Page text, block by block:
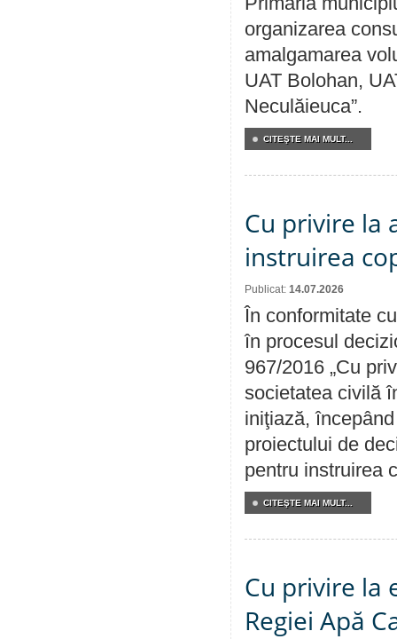
organizarea
amalgamarea
UAT Bolohan,
Neculăieuca”.
CITEŞTE MAI MULT...
Cu privire la
instruirea
Publicat: 14.07.2026
În conformitate
în procesul
967/2016 „Cu
societatea civilă
iniţiază,
proiectului de
pentru instruirea
CITEŞTE MAI MULT...
Cu privire la
Regiei Apă